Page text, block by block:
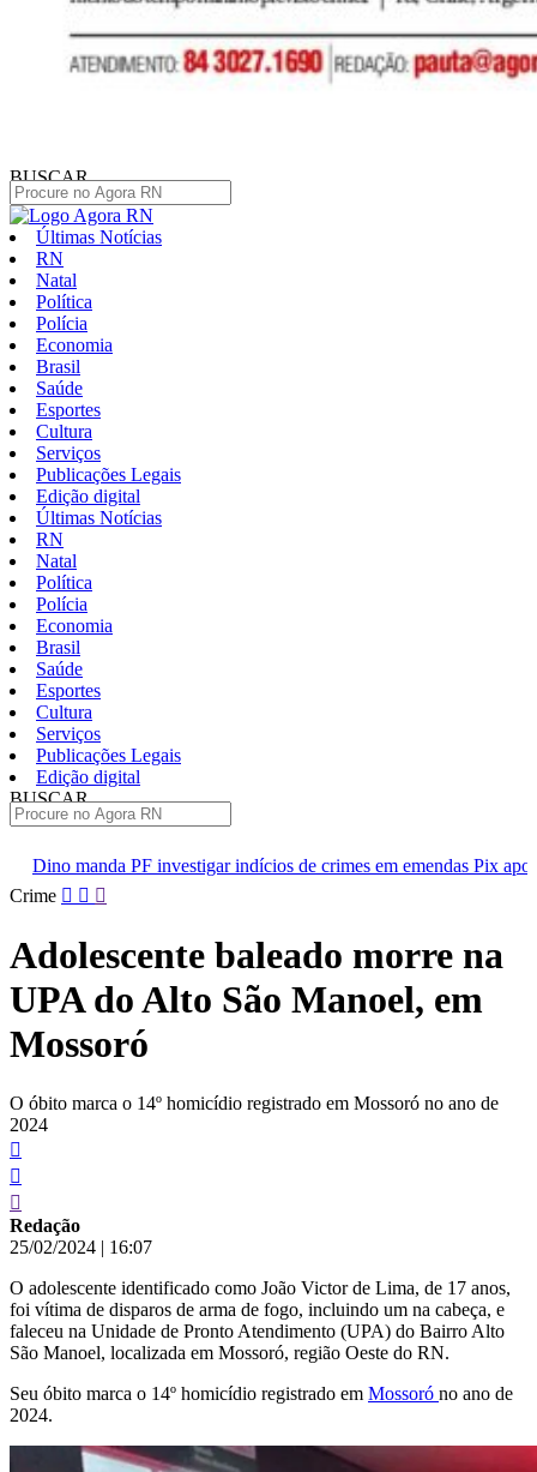
BUSCAR
Últimas Notícias
RN
Natal
Política
Polícia
Economia
Brasil
Saúde
Esportes
Cultura
Serviços
Publicações Legais
Edição digital
Últimas Notícias
RN
Natal
Política
Polícia
Economia
Brasil
Saúde
Esportes
Cultura
Serviços
Publicações Legais
Edição digital
BUSCAR
indícios de crimes em emendas Pix apontados pelo TCU
Pular
conteúdo
Crime
Adolescente baleado morre na
UPA do Alto São Manoel, em
Mossoró
O óbito marca o 14º homicídio registrado em Mossoró no ano de
2024
Redação
25/02/2024 | 16:07
O adolescente identificado como João Victor de Lima, de 17 anos,
foi vítima de disparos de arma de fogo, incluindo um na cabeça, e
faleceu na Unidade de Pronto Atendimento (UPA) do Bairro Alto
São Manoel, localizada em Mossoró, região Oeste do RN.
Seu óbito marca o 14º homicídio registrado em Mossoró no ano de
2024.